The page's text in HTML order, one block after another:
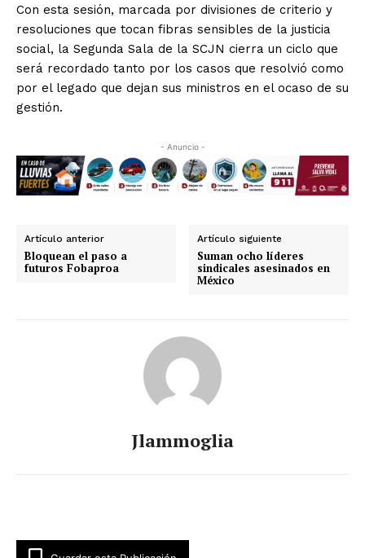
Con esta sesión, marcada por divisiones de criterio y
resoluciones que tocan fibras sensibles de la justicia
social, la Segunda Sala de la SCJN cierra un ciclo que
será recordado tanto por los casos que resolvió como
por el legado que dejan sus ministros en el ocaso de su
gestión.
- Anuncio -
Artículo anterior
Bloquean el paso a
futuros Fobaproa
Artículo siguiente
Suman ocho líderes
sindicales asesinados en
México
Jlammoglia